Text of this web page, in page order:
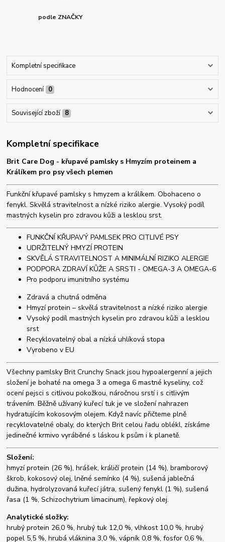
podle ZNAČKY
Kompletní specifikace
Hodnocení 0
Související zboží 8
Kompletní specifikace
Brit Care Dog - křupavé pamlsky s Hmyzím proteinem a
Králíkem pro psy všech plemen
Funkční křupavé pamlsky s hmyzem a králíkem. Obohaceno o
fenykl. Skvělá stravitelnost a nízké riziko alergie. Vysoký podíl
mastných kyselin pro zdravou kůži a lesklou srst.
FUNKČNÍ KŘUPAVÝ PAMLSEK PRO CITLIVÉ PSY
UDRŽITELNÝ HMYZÍ PROTEIN
SKVĚLÁ STRAVITELNOST A MINIMÁLNÍ RIZIKO ALERGIE
PODPORA ZDRAVÍ KŮŽE A SRSTI - OMEGA-3 A OMEGA-6
Pro podporu imunitního systému
Zdravá a chutná odměna
Hmyzí protein – skvělá stravitelnost a nízké riziko alergie
Vysoký podíl mastných kyselin pro zdravou kůži a lesklou
srst
Recyklovatelný obal a nízká uhlíková stopa
Vyrobeno v EU
Všechny pamlsky Brit Crunchy Snack jsou hypoalergenní a jejich
složení je bohaté na omega 3 a omega 6 mastné kyseliny, což
ocení pejsci s citlivou pokožkou, náročnou srstí i s citlivým
trávením. Běžně užívaný kuřecí tuk je ve složení nahrazen
hydratujícím kokosovým olejem. Když navíc přičteme plně
recyklovatelné obaly, do kterých Brit celou řadu oblékl, získáme
jedinečné krmivo vyráběné s láskou k psům i k planetě.
Složení:
hmyzí protein (26 %), hrášek, králičí protein (14 %), bramborový
škrob, kokosový olej, lněné semínko (4 %), sušená jablečná
dužina, hydrolyzovaná kuřecí játra, sušený fenykl (1 %), sušená
řasa (1 %, Schizochytrium limacinum), řepkový olej.
Analytické složky:
hrubý protein 26,0 %, hrubý tuk 12,0 %, vlhkost 10,0 %, hrubý
popel 5,5 %, hrubá vláknina 3,0 %, vápník 0,8 %, fosfor 0,6 %,